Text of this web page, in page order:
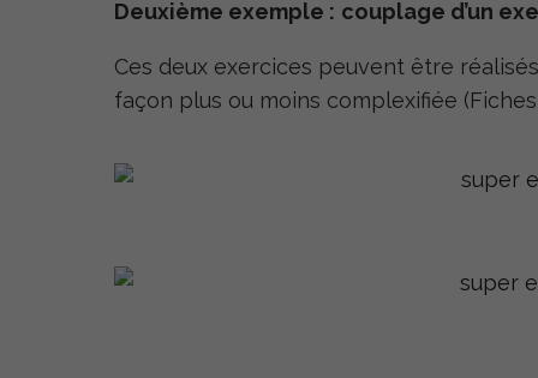
Deuxième exemple : couplage d’un
Ces deux exercices peuvent être
façon plus ou moins complexifiée (Fiches